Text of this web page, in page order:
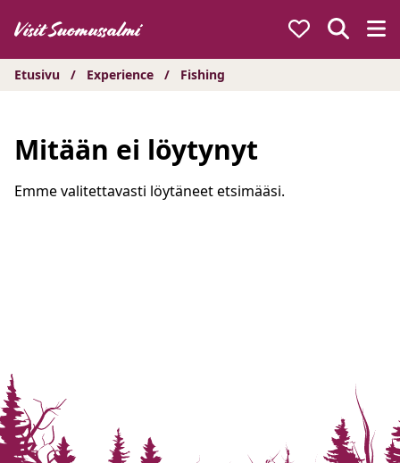
sisältöön
Etusivu / Experience / Fishing
Mitään ei löytynyt
Emme valitettavasti löytäneet etsimääsi.